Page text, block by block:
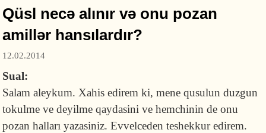
Qüsl necə alınır və onu pozan
amillər hansılardır?
12.02.2014
Sual:
Salam aleykum. Xahis edirem ki, mene qusulun duzgun
tokulme ve deyilme qaydasini ve hemchinin de onu
pozan halları yazasiniz. Evvelceden teshekkur edirem.